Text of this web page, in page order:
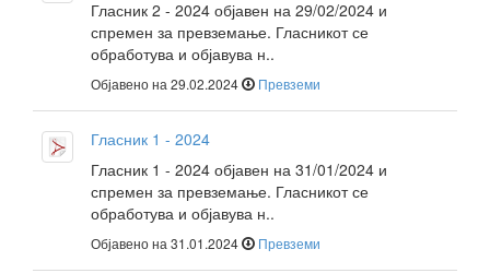
Гласник 2 - 2024 објавен на 29/02/2024 и
спремен за превземање. Гласникот се
обработува и објавува н..
Објавено на 29.02.2024 Превземи
Гласник 1 - 2024
Гласник 1 - 2024 објавен на 31/01/2024 и
спремен за превземање. Гласникот се
обработува и објавува н..
Објавено на 31.01.2024 Превземи